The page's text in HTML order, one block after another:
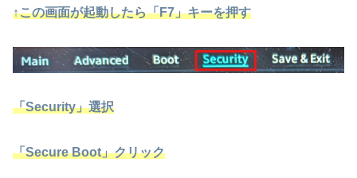
↑この画面が起動したら「F7」キーを押す
「Security」選択
「Secure Boot」クリック